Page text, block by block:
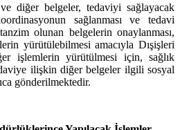
diğer belgeler, tedaviyi sağlayacak
sağlanması ve tedavi
olunan belgelerin onaylanması,
yürütülebilmesi amacıyla Dışişleri
işlemlerin yürütülmesi için, sağlık
ilişkin diğer belgeler ilgili sosyal
gönderilmektedir.